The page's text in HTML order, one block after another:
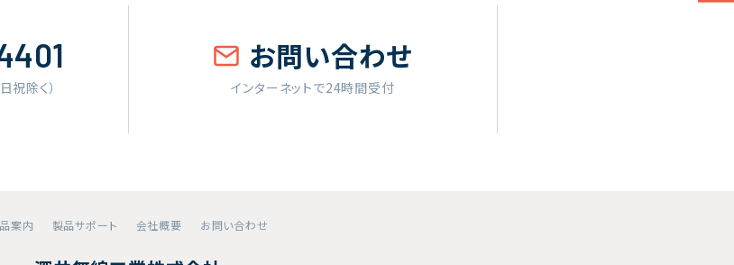
祝除く）
お問い合わせ
インターネットで24時間受付
案内 製品サポート 会社概要 お問い合わせ